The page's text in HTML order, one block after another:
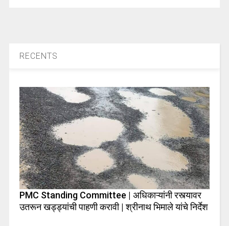
RECENTS
PMC Standing Committee | अधिकाऱ्यांनी रस्त्यावर
उतरून खड्ड्यांची पाहणी करावी | श्रीनाथ भिमाले यांचे निर्देश